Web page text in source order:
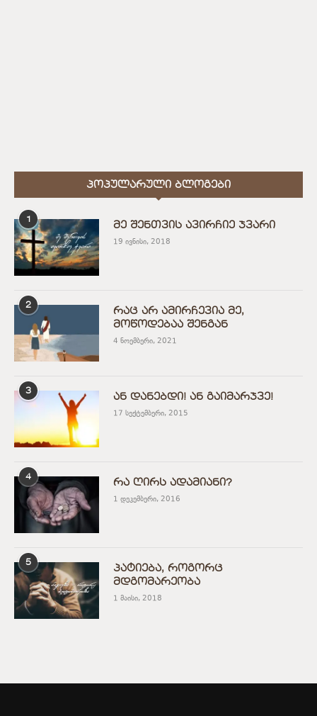
ᲞᲝᲞᲣᲚᲐᲠᲣᲚᲘ ᲑᲚᲝᲒᲔᲑᲘ
1
მე შენთვის ავირჩიე ჯვარი
19 ივნისი, 2018
2
რაც არ ამირჩევია მე,
მოწოდებაა შენგან
4 ნოემბერი, 2021
3
ან დანებდი! ან გაიმარჯვე!
17 სექტემბერი, 2015
4
რა ღირს ადამიანი?
1 დეკემბერი, 2016
5
პატიება, როგორც
მდგომარეობა
1 მაისი, 2018